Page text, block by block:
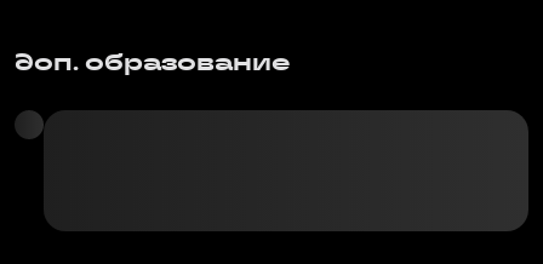
доп. образование